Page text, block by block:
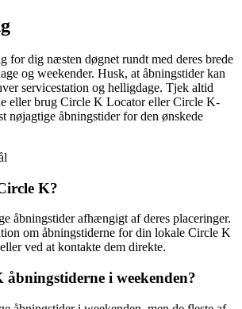
for dig næsten døgnet rundt med deres brede
og weekender. Husk, at åbningstider kan
servicestation og helligdage. Tjek altid
eller brug Circle K Locator eller Circle K-
nøjagtige åbningstider for den ønskede
K?
åbningstider afhængigt af deres placeringer.
om åbningstiderne for din lokale Circle K
ved at kontakte dem direkte.
i weekenden?